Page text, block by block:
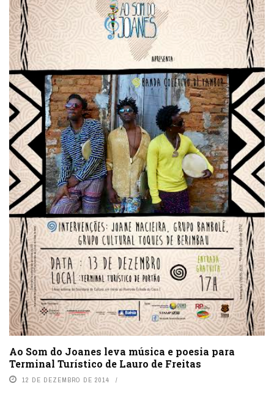
Ao Som do Joanes leva música e poesia para
Terminal Turístico de Lauro de Freitas
12 DE DEZEMBRO DE 2014